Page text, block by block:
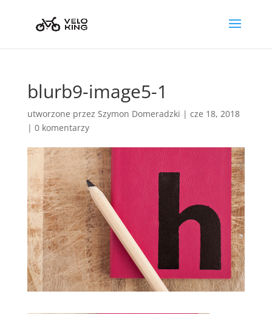
blurb9-image5-1
utworzone przez Szymon Domeradzki | cze 18, 2018
| 0 komentarzy